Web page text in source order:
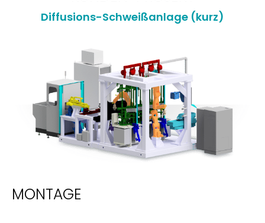
Diffusions-Schweißanlage (kurz)
MONTAGE